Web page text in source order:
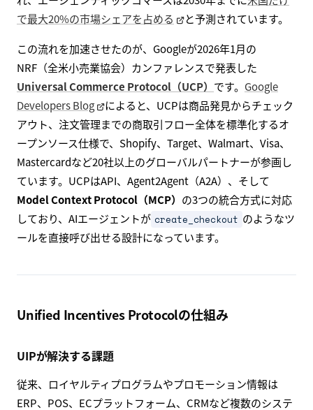
で最大20%の市場シェアを占める
と予測されています。
この流れを加速させたのが、Googleが2026年1月の
NRF（全米小売業協会）カンファレンスで発表した
Universal Commerce Protocol（UCP） です。 Google
Developers Blog
によると、UCPは商品発見からチェック
アウト、注文管理までの商取引フロー全体を標準化するオ
ープンソース仕様で、Shopify、Target、Walmart、Visa、
Mastercardなど20社以上のグローバルパートナーが参画し
ています。UCPはAPI、Agent2Agent（A2A）、そして
Model Context Protocol（MCP） の3つの統合方式に対応
しており、AIエージェントが create_checkout のようなツ
ールを直接呼び出せる設計になっています。
Unified Incentives Protocolの仕組み
UIPが解決する課題
従来、ロイヤルティプログラムやプロモーション情報は
ERP、POS、ECプラットフォーム、CRMなど複数のシステ